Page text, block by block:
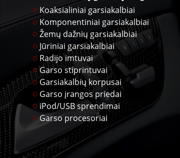
Koaksialiniai garsiakalbiai
Komponentiniai garsiakalbiai
Žemų dažnių garsiakalbiai
Jūriniai garsiakalbiai
Radijo imtuvai
Garso stiprintuvai
Garsiakalbių korpusai
Garso įrangos priedai
iPod/USB sprendimai
Garso procesoriai